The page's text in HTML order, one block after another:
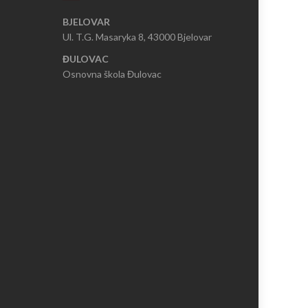
BJELOVAR
Ul. T.G. Masaryka 8, 43000 Bjelovar
ĐULOVAC
Osnovna škola Đulovac